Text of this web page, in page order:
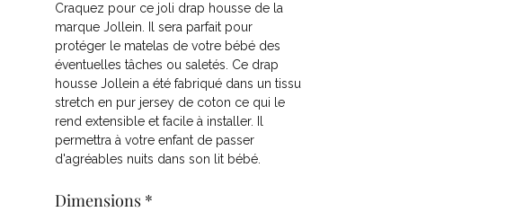
Craquez pour ce joli drap housse de la
marque Jollein. Il sera parfait pour
protéger le matelas de votre bébé des
éventuelles tâches ou saletés. Ce drap
housse Jollein a été fabriqué dans un tissu
stretch en pur jersey de coton ce qui le
rend extensible et facile à installer. Il
permettra à votre enfant de passer
d'agréables nuits dans son lit bébé.
Dimensions *